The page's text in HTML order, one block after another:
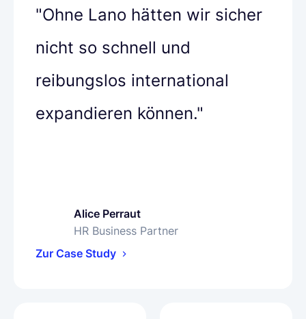
"Ohne Lano hätten wir sicher
nicht so schnell und
reibungslos international
expandieren können."
Alice Perraut
HR Business Partner
Zur Case Study
Olha Petrenko
People Operations Specialist
Zur Case Study
Bharat Siyani
VP of People
Zur Case Study